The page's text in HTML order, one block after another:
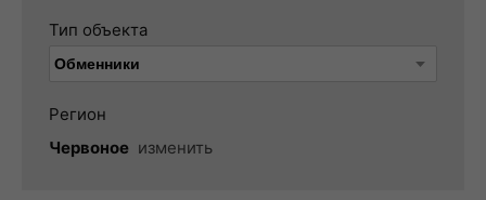
Тип объекта
Регион
Червоное изменить